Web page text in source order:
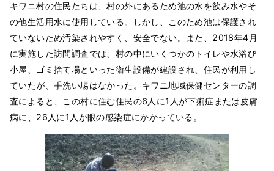
キワニ村の住民たちは、村の外にあるため池の水を飲み水やそ
の他生活用水に使用している。しかし、このため池は保護され
ていないため汚染されやすく、安全でない。また、2018年4月
に実施した訪問調査では、村の中にいくつかのトイレや水浴び
小屋、ゴミ捨て場といった衛生設備が建設され、住民が利用し
ていたが、手洗い場はなかった。キワニ地域保健センターの調
査によると、この村に住む住民の6人に1人が下痢症または皮膚
病に、26人に1人が眼の感染症にかかっている。